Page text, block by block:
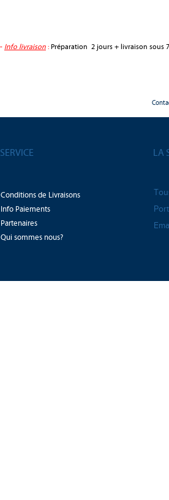
- Info livraison : Préparation 2 jours + livraison sous
SERVICE LA
Conditions de Livraisons
Info Paiements
Partenaires
Qui sommes nous?